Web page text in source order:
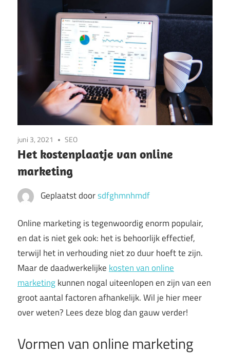
juni 3, 2021 SEO
Het kostenplaatje van online
marketing
Geplaatst doorsdfghmnhmdf
Online marketing is tegenwoordig enorm populair,
en dat is niet gek ook: het is behoorlijk effectief,
terwijl het in verhouding niet zo duur hoeft te zijn.
Maar de daadwerkelijke kosten van online
marketingkunnen nogal uiteenlopen en zijn van een
groot aantal factoren afhankelijk. Wil je hier meer
over weten? Lees deze blog dan gauw verder!
Vormen van online marketing